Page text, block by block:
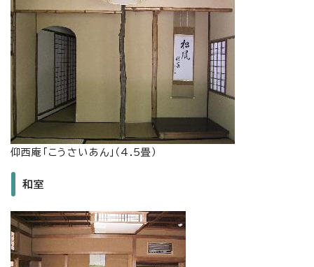
仰西庵「こうさいあん」（4.5畳）
和室